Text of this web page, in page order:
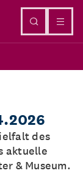
des
aktuelle
& Museum.